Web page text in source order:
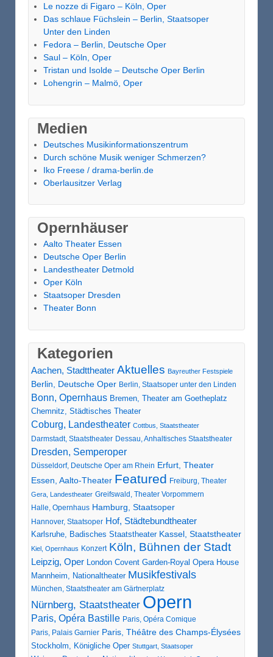
Le nozze di Figaro – Köln, Oper
Das schlaue Füchslein – Berlin, Staatsoper
Unter den Linden
Fedora – Berlin, Deutsche Oper
Saul – Köln, Oper
Tristan und Isolde – Deutsche Oper Berlin
Lohengrin – Malmö, Oper
Medien
Deutsches Musikinformationszentrum
Durch schöne Musik weniger Schmerzen?
Iko Freese / drama-berlin.de
Oberlausitzer Verlag
Opernhäuser
Aalto Theater Essen
Deutsche Oper Berlin
Landestheater Detmold
Oper Köln
Staatsoper Dresden
Theater Bonn
Kategorien
Aachen, Stadttheater Aktuelles Bayreuther Festspiele
Berlin, Deutsche Oper Berlin, Staatsoper unter den Linden
Bonn, Opernhaus Bremen, Theater am Goetheplatz
Chemnitz, Städtisches Theater
Coburg, Landestheater Cottbus, Staatstheater
Darmstadt, Staatstheater Dessau, Anhaltisches Staatstheater
Dresden, Semperoper
Düsseldorf, Deutsche Oper am Rhein Erfurt, Theater
Essen, Aalto-Theater Featured Freiburg, Theater
Gera, Landestheater Greifswald, Theater Vorpommern
Halle, Opernhaus Hamburg, Staatsoper
Hannover, Staatsoper Hof, Städtebundtheater
Karlsruhe, Badisches Staatstheater Kassel, Staatstheater
Kiel, Opernhaus Konzert Köln, Bühnen der Stadt
Leipzig, Oper
London Covent Garden-Royal Opera House
Mannheim, Nationaltheater Musikfestivals
München, Staatstheater am Gärtnerplatz
Nürnberg, Staatstheater Opern
Paris, Opéra Bastille Paris, Opéra Comique
Paris, Palais Garnier Paris, Théâtre des Champs-Élysées
Stockholm, Königliche Oper Stuttgart, Staatsoper